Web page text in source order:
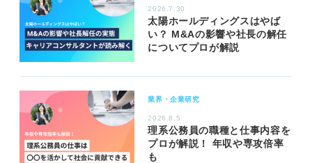
2026.7.30
太陽ホールディングスはやば
い？ M&Aの影響や社長の解任
についてプロが解説
業界・企業研究
2026.8.5
理系公務員の職種と仕事内容を
プロが解説！ 年収や専攻倍率
も